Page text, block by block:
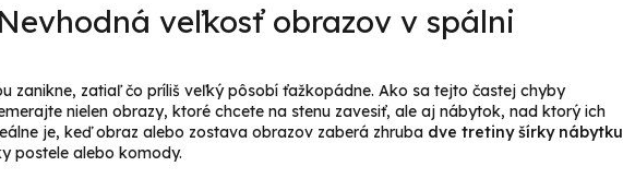
veľkosť obrazov v spálni
zanikne, zatiaľ čo príliš veľký pôsobí ťažkopádne. Ako sa tejto častej chyby
nielen obrazy, ktoré chcete na stenu zavesiť, ale aj nábytok, nad ktorý ich
je, keď obraz alebo zostava obrazov zaberá zhruba dve tretiny šírky nábytku
postele alebo komody.